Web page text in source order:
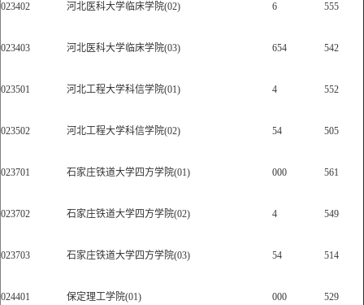
023402 河北医科大学临床学院(02) 6 555
023403 河北医科大学临床学院(03) 654 542
023501 河北工程大学科信学院(01) 4 552
023502 河北工程大学科信学院(02) 54 505
023701 石家庄铁道大学四方学院(01) 000 561
023702 石家庄铁道大学四方学院(02) 4 549
023703 石家庄铁道大学四方学院(03) 54 514
024401 保定理工学院(01) 000 529